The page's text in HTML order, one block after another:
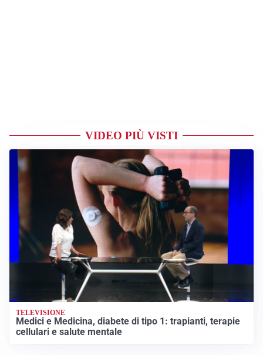
VIDEO PIÙ VISTI
TELEVISIONE
Medici e Medicina, diabete di tipo 1: trapianti, terapie
cellulari e salute mentale